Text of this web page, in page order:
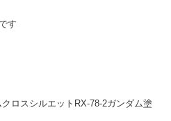
す
ロスシルエットRX-78-2ガンダム塗